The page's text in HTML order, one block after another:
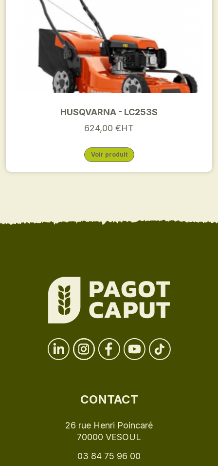
HUSQVARNA - LC253S
624,00 €HT
Voir produit
CONTACT
26 rue Henri Poincaré
70000 VESOUL
03 84 75 96 00